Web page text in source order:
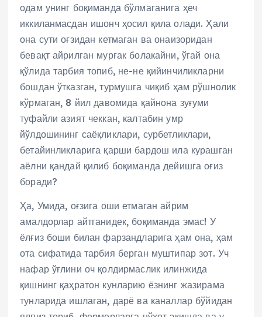
одам унинг боқиманда бўлмаганига ҳеч
иккиланмасдан ишонч ҳосил қила олади. Ҳали
она сути оғзидан кетмаган ва онаизоридан
бевақт айрилган мурғак болакайни, ўгай она
қўлида тарбия топиб, не-не қийинчиликларни
бошдан ўтказган, турмушга чиқиб ҳам рўшнолик
кўрмаган, 8 йил давомида қайнона зуғуми
туфайли азият чеккан, калтабин умр
йўлдошининг саёқликлари, сурбетликлари,
бетайинликларига қарши бардош ила курашган
аёлни қандай қилиб боқиманда дейишга оғиз
боради?
Ҳа, Умида, оғзига оши етмаган айрим
амалдорлар айтганидек, боқиманда эмас! У
ёлғиз боши билан фарзандларига ҳам она, ҳам
ота сифатида тарбия берган муштипар зот. Уч
нафар ўғлини оч қолдирмаслик илинжида
қишнинг қаҳратон кунларию ёзнинг жазирама
тунларида ишлаган, дарё ва каналлар бўйидан